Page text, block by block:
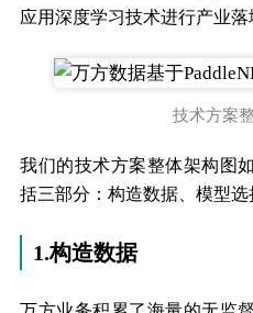
应用深度学习技术进行产业落
技术方案
我们的技术方案整体架构图
括三部分：构造数据、模型选
1.构造数据